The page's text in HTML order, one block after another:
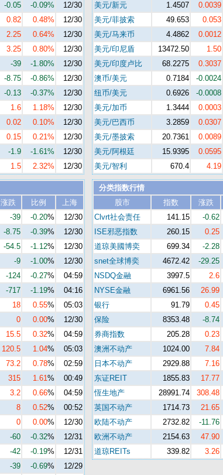
-0.05 -0.09%
12/30
0.82 0.48%
12/30
2.25 0.64%
12/30
3.25 0.80%
12/30
-39 -1.80%
12/30
-8.75 -0.86%
12/30
-0.13 -0.37%
12/30
1.6 1.18%
12/30
0.02 0.10%
12/30
0.15 0.21%
12/30
-1.9 -1.61%
12/30
1.5 2.32% 12/30
美元/新元
1.4507 0.0039
美元/菲披索
49.653 0.053
美元/马来币
4.4862 0.0012
美元/印尼盾
13472.50 1.50
美元/印度卢比
68.2275 0.3037
澳币/美元
0.7184 -0.0024
纽币/美元
0.6926 -0.0008
美元/加币
1.3444 0.0003
美元/巴西币
3.2859 0.0307
美元/墨披索
20.7361 0.0089
美元/阿根廷
15.9395 0.0595
美元/智利
670.4 4.19
涨跌 比例
上海
-39 -0.20%
12/30
-8.75 -0.39%
12/30
-54.5 -1.12%
12/30
-9 -1.00%
12/30
-124 -0.27%
04:59
-717 -1.19%
04:16
18 0.55%
05:03
0 0.00%
12/30
15.5 0.32%
04:59
120.5 1.04%
05:03
73.2 0.78%
02:59
315 1.61%
00:49
3.2 0.66%
04:59
8 0.52%
00:52
0 0.00%
12/30
-60 -0.32%
12/31
-42 -0.19%
12/31
-39 -0.69% 12/29
分类指数行情
股市
指数 涨跌
Clvrt社会责任
141.15 -0.62
ISE邪恶指数
260.15 0.25
道琼美國博奕
699.34 -2.28
snet全球博奕
4672.42 -29.25
NSDQ金融
3997.5 2.6
NYSE金融
6961.56 26.99
银行
91.79 0.45
保险
8353.48 -8.74
券商指数
205.28 0.23
澳洲不动产
1024.00 7.84
日本不动产
2929.88 7.16
东证REIT
1855.83 17.77
恆生地产
28991.74 308.48
英国不动产
1714.73 21.65
欧陆不动产
2732.82 -11.76
欧洲不动产
2154.63 47.90
道琼REITs
339.82 3.26